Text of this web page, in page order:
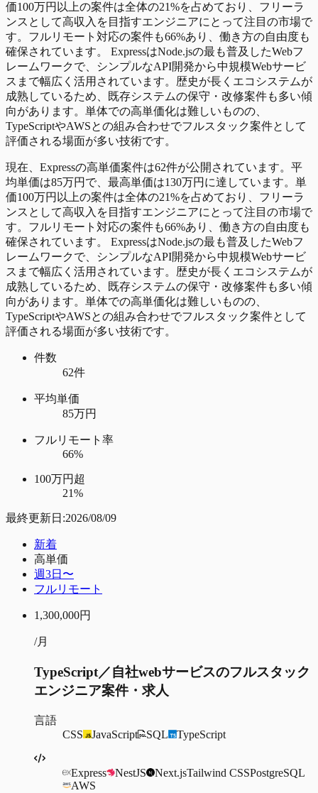
価100万円以上の案件は全体の21%を占めており、フリーラ
ンスとして高収入を目指すエンジニアにとって注目の市場で
す。フルリモート対応の案件も66%あり、働き方の自由度も
確保されています。 ExpressはNode.jsの最も普及したWebフ
レームワークで、シンプルなAPI開発から中規模Webサービ
スまで幅広く活用されています。歴史が長くエコシステムが
成熟しているため、既存システムの保守・改修案件も多い傾
向があります。単体での高単価化は難しいものの、
TypeScriptやAWSとの組み合わせでフルスタック案件として
評価される場面が多い技術です。
現在、Expressの高単価案件は62件が公開されています。平
均単価は85万円で、最高単価は130万円に達しています。単
価100万円以上の案件は全体の21%を占めており、フリーラ
ンスとして高収入を目指すエンジニアにとって注目の市場で
す。フルリモート対応の案件も66%あり、働き方の自由度も
確保されています。 ExpressはNode.jsの最も普及したWebフ
レームワークで、シンプルなAPI開発から中規模Webサービ
スまで幅広く活用されています。歴史が長くエコシステムが
成熟しているため、既存システムの保守・改修案件も多い傾
向があります。単体での高単価化は難しいものの、
TypeScriptやAWSとの組み合わせでフルスタック案件として
評価される場面が多い技術です。
件数
62件
平均単価
85万円
フルリモート率
66%
100万円超
21%
最終更新日:2026/08/09
新着
高単価
週3日〜
フルリモート
1,300,000円
/月
TypeScript／自社webサービスのフルスタック
エンジニア案件・求人
言語
CSS
JavaScript SQL TypeScript
Express NestJS Next.jsTailwind CSSPostgreSQL
AWS